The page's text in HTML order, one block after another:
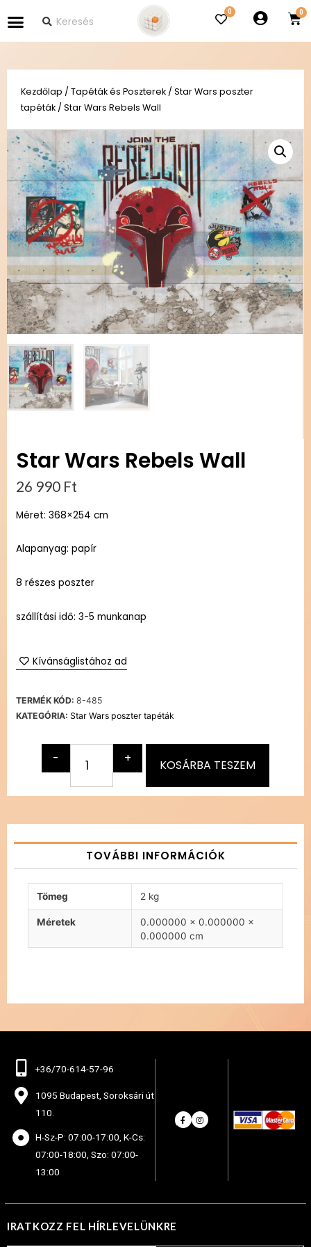
0
Kezdőlap / Tapéták és Poszterek / Star Wars poszter
tapéták / Star Wars Rebels Wall
Star Wars Rebels Wall
26 990 Ft
Méret: 368×254 cm
Alapanyag: papír
8 részes poszter
szállítási idő: 3-5 munkanap
Kívánságlistához ad
TERMÉK KÓD: 8-485
KATEGÓRIA: Star Wars poszter tapéták
- + KOSÁRBA TESZEM
TOVÁBBI INFORMÁCIÓK
Tömeg 2 kg
Méretek
0.000000 × 0.000000 ×
0.000000 cm
+36/70-614-57-96
1095 Budapest, Soroksári út
110.
H-Sz-P: 07:00-17:00, K-Cs:
07:00-18:00, Szo: 07:00-
13:00
IRATKOZZ FEL HÍRLEVELÜNKRE